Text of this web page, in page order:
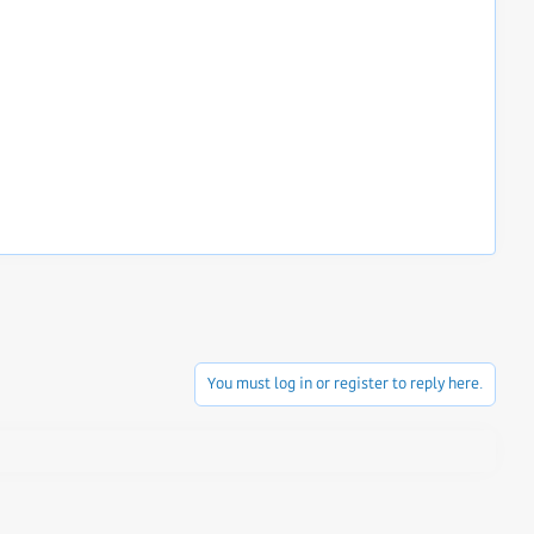
You must log in or register to reply here.